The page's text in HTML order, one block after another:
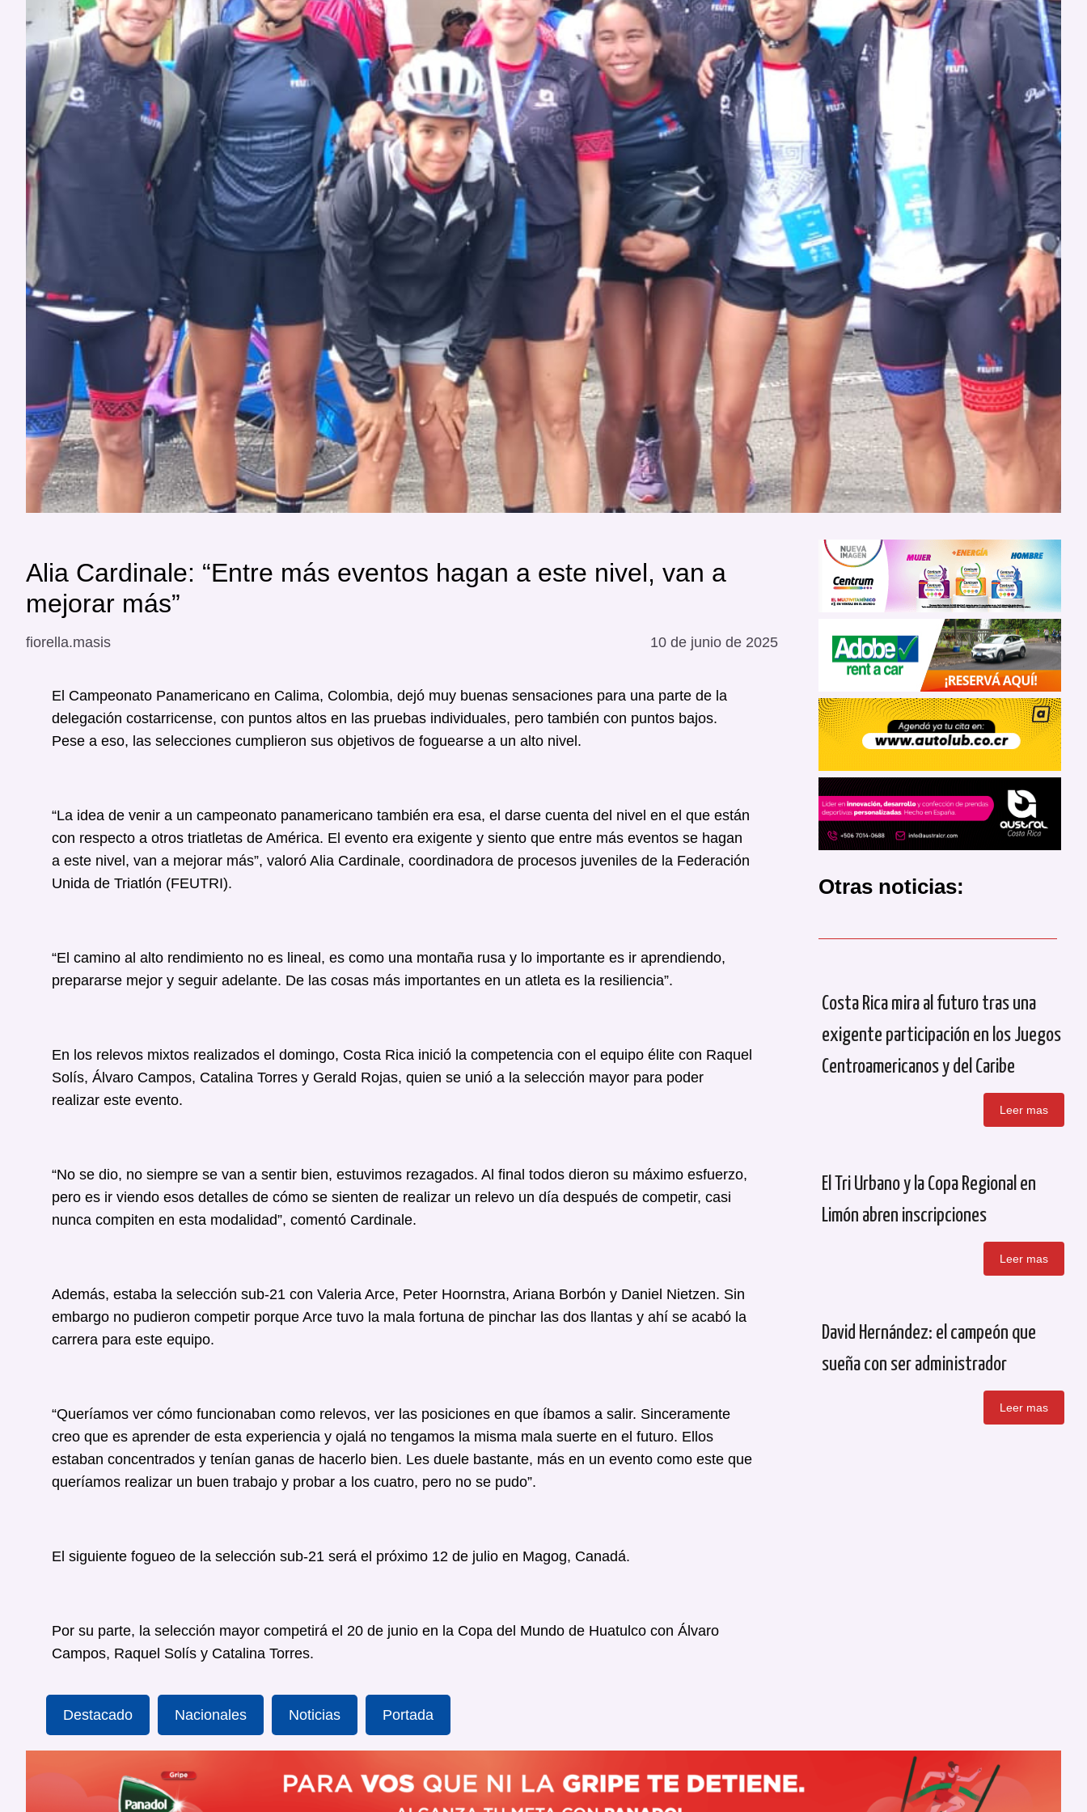
Alia Cardinale: “Entre más eventos hagan a este nivel, van a
mejorar más”
fiorella.masis 10 de junio de 2025
El Campeonato Panamericano en Calima, Colombia, dejó muy buenas sensaciones para una parte de la
delegación costarricense, con puntos altos en las pruebas individuales, pero también con puntos bajos.
Pese a eso, las selecciones cumplieron sus objetivos de foguearse a un alto nivel.
“La idea de venir a un campeonato panamericano también era esa, el darse cuenta del nivel en el que están
con respecto a otros triatletas de América. El evento era exigente y siento que entre más eventos se hagan
a este nivel, van a mejorar más”, valoró Alia Cardinale, coordinadora de procesos juveniles de la Federación
Unida de Triatlón (FEUTRI).
“El camino al alto rendimiento no es lineal, es como una montaña rusa y lo importante es ir aprendiendo,
prepararse mejor y seguir adelante. De las cosas más importantes en un atleta es la resiliencia”.
En los relevos mixtos realizados el domingo, Costa Rica inició la competencia con el equipo élite con Raquel
Solís, Álvaro Campos, Catalina Torres y Gerald Rojas, quien se unió a la selección mayor para poder
realizar este evento.
“No se dio, no siempre se van a sentir bien, estuvimos rezagados. Al final todos dieron su máximo esfuerzo,
pero es ir viendo esos detalles de cómo se sienten de realizar un relevo un día después de competir, casi
nunca compiten en esta modalidad”, comentó Cardinale.
Además, estaba la selección sub-21 con Valeria Arce, Peter Hoornstra, Ariana Borbón y Daniel Nietzen. Sin
embargo no pudieron competir porque Arce tuvo la mala fortuna de pinchar las dos llantas y ahí se acabó la
carrera para este equipo.
“Queríamos ver cómo funcionaban como relevos, ver las posiciones en que íbamos a salir. Sinceramente
creo que es aprender de esta experiencia y ojalá no tengamos la misma mala suerte en el futuro. Ellos
estaban concentrados y tenían ganas de hacerlo bien. Les duele bastante, más en un evento como este que
queríamos realizar un buen trabajo y probar a los cuatro, pero no se pudo”.
El siguiente fogueo de la selección sub-21 será el próximo 12 de julio en Magog, Canadá.
Por su parte, la selección mayor competirá el 20 de junio en la Copa del Mundo de Huatulco con Álvaro
Campos, Raquel Solís y Catalina Torres.
Destacado Nacionales Noticias Portada
Otras noticias:
Costa Rica mira al futuro tras una
exigente participación en los Juegos
Centroamericanos y del Caribe
Leer mas
El Tri Urbano y la Copa Regional en
Limón abren inscripciones
Leer mas
David Hernández: el campeón que
sueña con ser administrador
Leer mas